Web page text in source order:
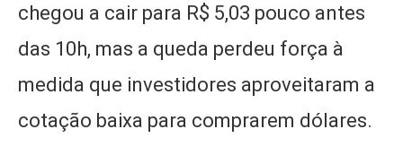
chegou a cair para R$ 5,03 pouco antes
das 10h, mas a queda perdeu força à
medida que investidores aproveitaram a
cotação baixa para comprarem dólares.